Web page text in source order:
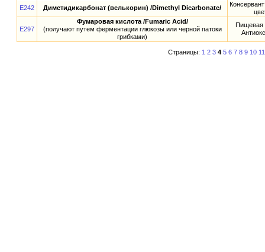
E242 Диметидикарбонат (велькорин) /Dimethyl Dicarbonate/
E297
Фумаровая кислота /Fumaric Acid/
(получают путем ферментации глюкозы или черной патоки
грибками)
Пищевая
Страницы: 1 2 3 4 5 6 7 8 9 10 11